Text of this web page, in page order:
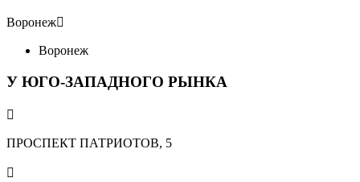
Воронеж
Воронеж
У ЮГО-ЗАПАДНОГО РЫНКА

ПРОСПЕКТ ПАТРИОТОВ, 5
